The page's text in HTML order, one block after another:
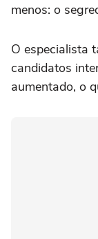
menos: o
O especialista
candidatos
aumentado, o